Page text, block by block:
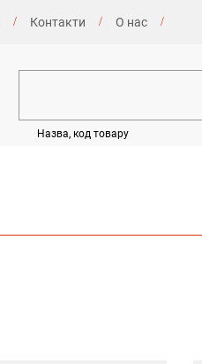
Контакти О нас
Назва, код товару